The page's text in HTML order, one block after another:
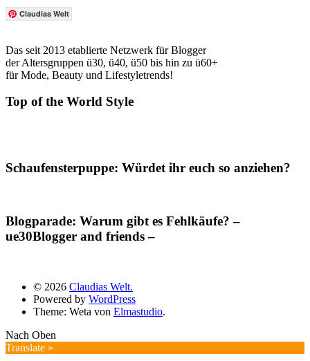
Claudias Welt
Das seit 2013 etablierte Netzwerk für Blogger
der Altersgruppen ü30, ü40, ü50 bis hin zu ü60+
für Mode, Beauty und Lifestyletrends!
Top of the World Style
Schaufensterpuppe: Würdet ihr euch so anziehen?
Blogparade: Warum gibt es Fehlkäufe? –
ue30Blogger and friends –
© 2026 Claudias Welt.
Powered by WordPress
Theme: Weta von Elmastudio.
Nach Oben
Translate »